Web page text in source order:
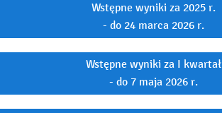
Wstępne wyniki za 2025 r.
- do 24 marca 2026 r.
Wstępne wyniki za I kwartał
- do 7 maja 2026 r.